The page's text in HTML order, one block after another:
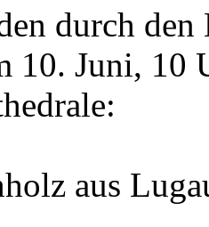
durch
10. Juni,
aus